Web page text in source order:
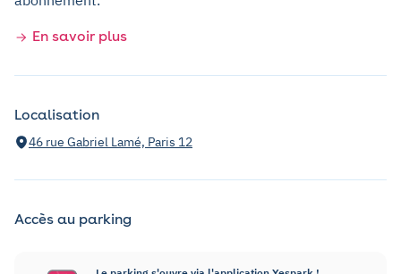
En savoir plus
Localisation
46 rue Gabriel Lamé, Paris 12
Accès au parking